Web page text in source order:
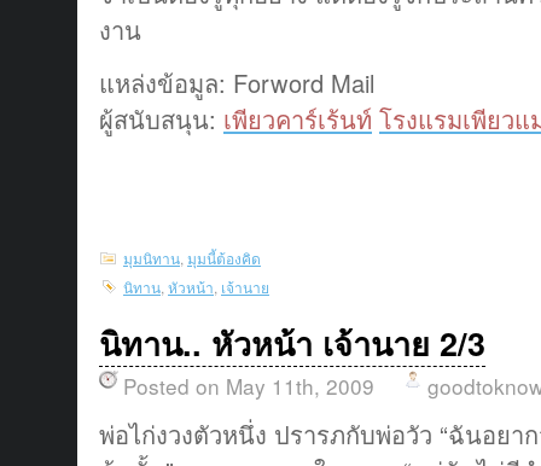
งาน
แหล่งข้อมูล: Forword Mail
ผู้สนับสนุน: เพียวคาร์เร้นท์ โรงแรมเพียว
มุมนิทาน มุมนี้ต้องคิด
นิทาน หัวหน้า เจ้านาย
นิทาน.. หัวหน้า เจ้านาย 2/3
Posted on May 11th, 2009
พ่อไก่งวงตัวหนึ่ง ปรารภกับพ่อวัว “ฉันอย